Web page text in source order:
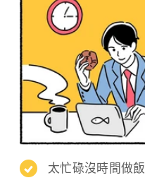
太忙碌沒時間做飯